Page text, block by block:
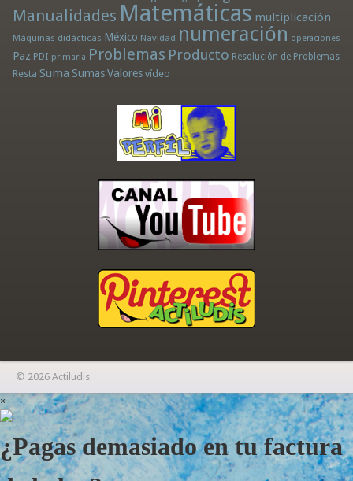
Manualidades Matemáticas multiplicación
Máquinas didácticas México Navidad numeración operaciones
Paz PDI primaria Problemas Producto Resolución de Problemas
Resta Suma Sumas Valores vídeo
© 2026 Actiludis
×
¿Pagas demasiado en tu factura